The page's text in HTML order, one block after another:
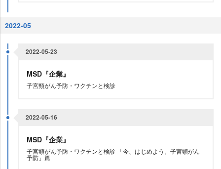
2022-05
2022-05-23
MSD『企業』
子宮頸がん予防・ワクチンと検診
2022-05-16
MSD『企業』
子宮頸がん予防・ワクチンと検診 「今、はじめよう。子宮頸がん
予防」篇